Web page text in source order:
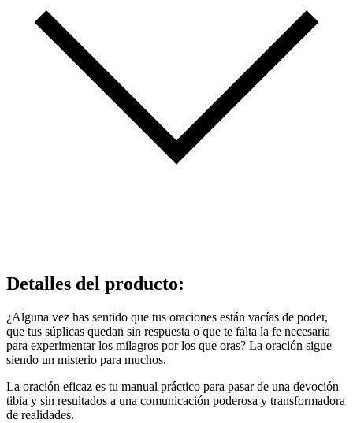
Detalles del producto:
¿Alguna vez has sentido que tus oraciones están vacías de poder,
que tus súplicas quedan sin respuesta o que te falta la fe necesaria
para experimentar los milagros por los que oras? La oración sigue
siendo un misterio para muchos.
La oración eficaz es tu manual práctico para pasar de una devoción
tibia y sin resultados a una comunicación poderosa y transformadora
de realidades.